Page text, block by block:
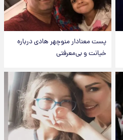
پست معنادار منوچهر هادی درباره
خیانت و بی‌معرفتی